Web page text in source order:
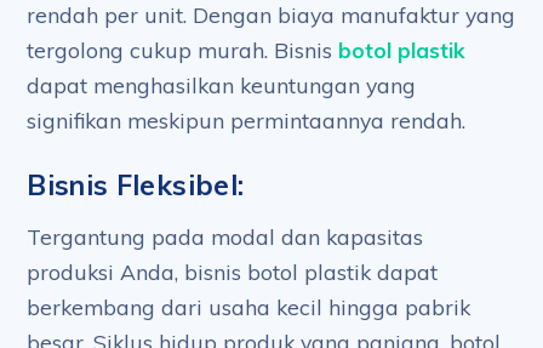
rendah per unit. Dengan biaya manufaktur yang
tergolong cukup murah. Bisnis botol plastik
dapat menghasilkan keuntungan yang
signifikan meskipun permintaannya rendah.
Bisnis Fleksibel:
Tergantung pada modal dan kapasitas
produksi Anda, bisnis botol plastik dapat
berkembang dari usaha kecil hingga pabrik
besar. Siklus hidup produk yang panjang, botol